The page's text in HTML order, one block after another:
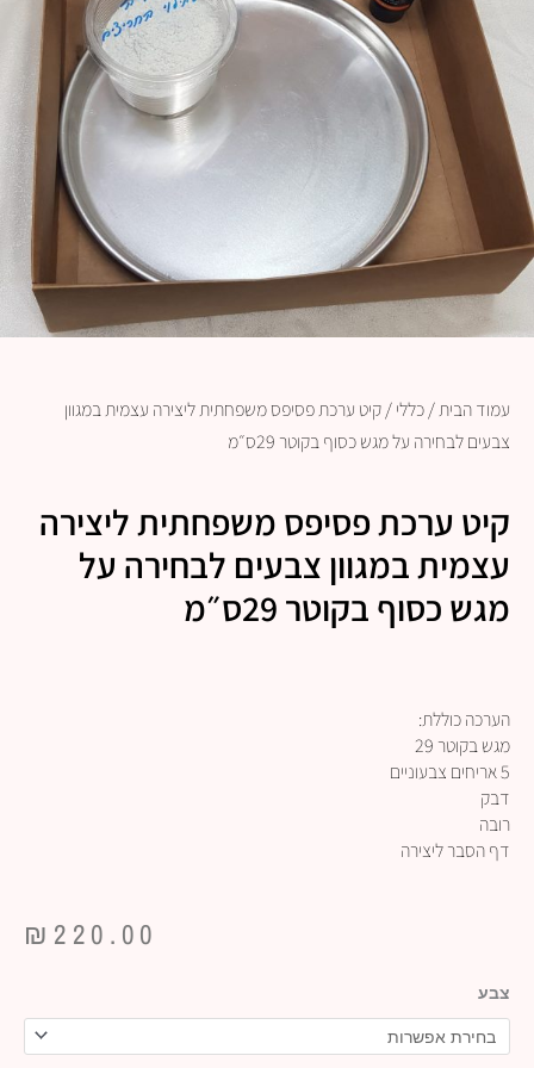
עמוד הבית/כללי/ קיט ערכת פסיפס משפחתית ליצירה עצמית במגוון
צבעים לבחירה על מגש כסוף בקוטר 29ס״מ
קיט ערכת פסיפס משפחתית ליצירה
עצמית במגוון צבעים לבחירה על
מגש כסוף בקוטר 29ס״מ
הערכה כוללת:
מגש בקוטר 29
5 אריחים צבעוניים
דבק
רובה
דף הסבר ליצירה
₪ 220.00
צבע
כמות
של
קיט